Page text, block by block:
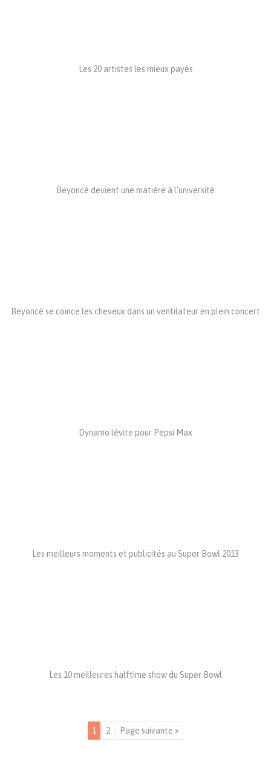
Les 20 artistes les mieux payés
Beyoncé devient une matière à l’université
Beyoncé se coince les cheveux dans un ventilateur en plein concert
Dynamo lévite pour Pepsi Max
Les meilleurs moments et publicités au Super Bowl 2013
Les 10 meilleures halftime show du Super Bowl
1 2 Page suivante »